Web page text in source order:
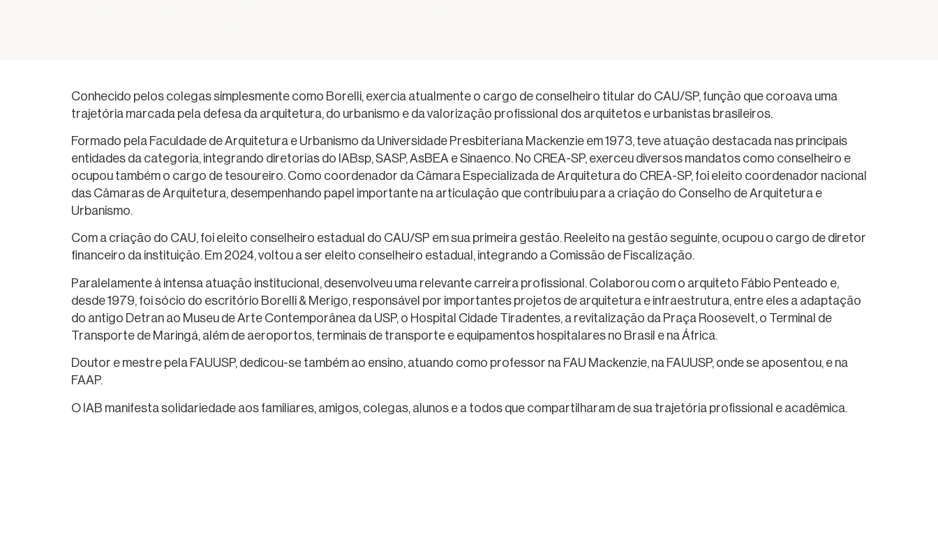
Conhecido pelos colegas simplesmente como Borelli, exercia atualmente o cargo de conselheiro titular do CAU/SP, função que coroava uma
trajetória marcada pela defesa da arquitetura, do urbanismo e da valorização profissional dos arquitetos e urbanistas brasileiros.
Formado pela Faculdade de Arquitetura e Urbanismo da Universidade Presbiteriana Mackenzie em 1973, teve atuação destacada nas principais
entidades da categoria, integrando diretorias do IABsp, SASP, AsBEA e Sinaenco. No CREA-SP, exerceu diversos mandatos como conselheiro e
ocupou também o cargo de tesoureiro. Como coordenador da Câmara Especializada de Arquitetura do CREA-SP, foi eleito coordenador nacional
das Câmaras de Arquitetura, desempenhando papel importante na articulação que contribuiu para a criação do Conselho de Arquitetura e
Urbanismo.
Com a criação do CAU, foi eleito conselheiro estadual do CAU/SP em sua primeira gestão. Reeleito na gestão seguinte, ocupou o cargo de diretor
financeiro da instituição. Em 2024, voltou a ser eleito conselheiro estadual, integrando a Comissão de Fiscalização.
Paralelamente à intensa atuação institucional, desenvolveu uma relevante carreira profissional. Colaborou com o arquiteto Fábio Penteado e,
desde 1979, foi sócio do escritório Borelli & Merigo, responsável por importantes projetos de arquitetura e infraestrutura, entre eles a adaptação
do antigo Detran ao Museu de Arte Contemporânea da USP, o Hospital Cidade Tiradentes, a revitalização da Praça Roosevelt, o Terminal de
Transporte de Maringá, além de aeroportos, terminais de transporte e equipamentos hospitalares no Brasil e na África.
Doutor e mestre pela FAUUSP, dedicou-se também ao ensino, atuando como professor na FAU Mackenzie, na FAUUSP, onde se aposentou, e na
FAAP.
O IAB manifesta solidariedade aos familiares, amigos, colegas, alunos e a todos que compartilharam de sua trajetória profissional e acadêmica.